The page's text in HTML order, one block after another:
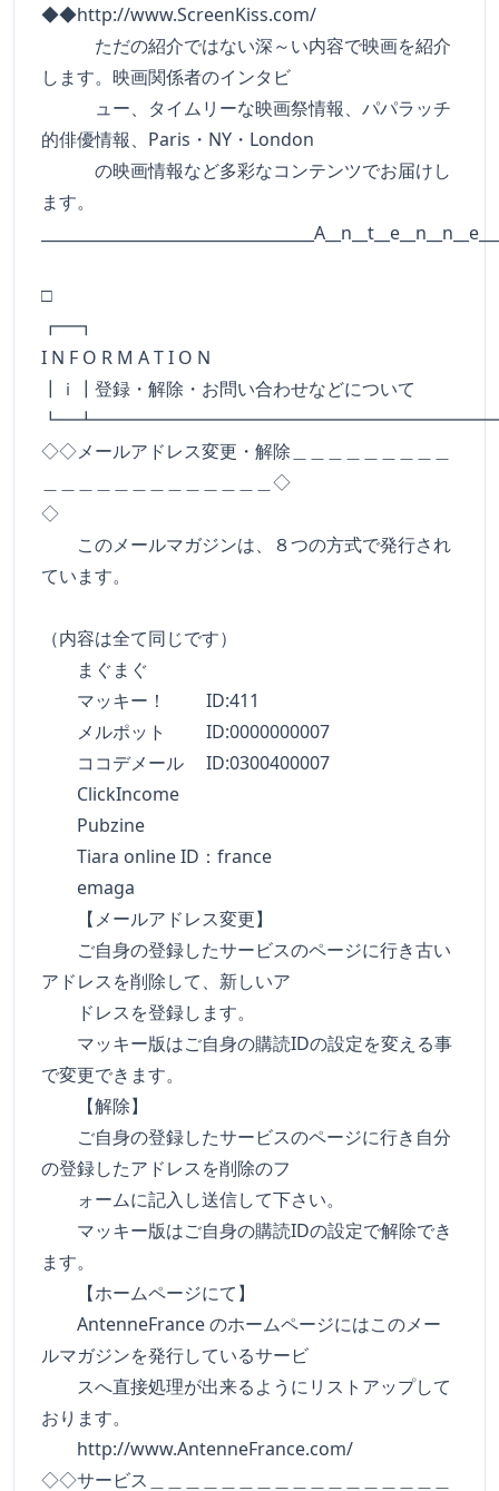
◆◆http://www.ScreenKiss.com/
ただの紹介ではない深～い内容で映画を紹介
します。映画関係者のインタビ
ュー、タイムリーな映画祭情報、パパラッチ
的俳優情報、Paris・NY・London
の映画情報など多彩なコンテンツでお届けし
ます。
□
I N F O R M A T I O N
┃ｉ┃登録・解除・お問い合わせなどについて
◇◇メールアドレス変更・解除＿＿＿＿＿＿＿＿＿
＿＿＿＿＿＿＿＿＿＿＿＿＿◇
◇
このメールマガジンは、８つの方式で発行され
ています。
（内容は全て同じです）
まぐまぐ
マッキー！ ID:411
メルポット ID:0000000007
ココデメール ID:0300400007
ClickIncome
Pubzine
Tiara online ID：france
emaga
【メールアドレス変更】
ご自身の登録したサービスのページに行き古い
アドレスを削除して、新しいア
ドレスを登録します。
マッキー版はご自身の購読IDの設定を変える事
で変更できます。
【解除】
ご自身の登録したサービスのページに行き自分
の登録したアドレスを削除のフ
ォームに記入し送信して下さい。
マッキー版はご自身の購読IDの設定で解除でき
ます。
【ホームページにて】
AntenneFrance のホームページにはこのメー
ルマガジンを発行しているサービ
スへ直接処理が出来るようにリストアップして
おります。
http://www.AntenneFrance.com/
◇◇サービス＿＿＿＿＿＿＿＿＿＿＿＿＿＿＿＿＿